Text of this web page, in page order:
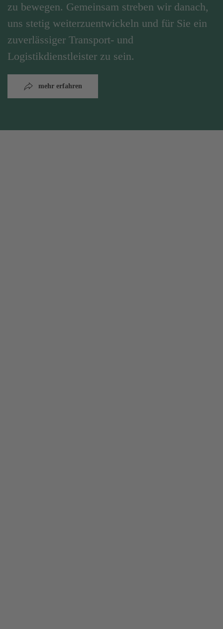
zu bewegen. Gemeinsam streben wir danach,
uns stetig weiterzuentwickeln und für Sie ein
zuverlässiger Transport- und
Logistikdienstleister zu sein.
mehr erfahren